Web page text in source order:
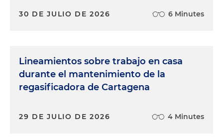
30 DE JULIO DE 2026 6 Minutes
Lineamientos sobre trabajo en casa
durante el mantenimiento de la
regasificadora de Cartagena
29 DE JULIO DE 2026 4 Minutes